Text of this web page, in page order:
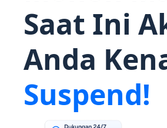
Saat Ini
Anda
Suspend!